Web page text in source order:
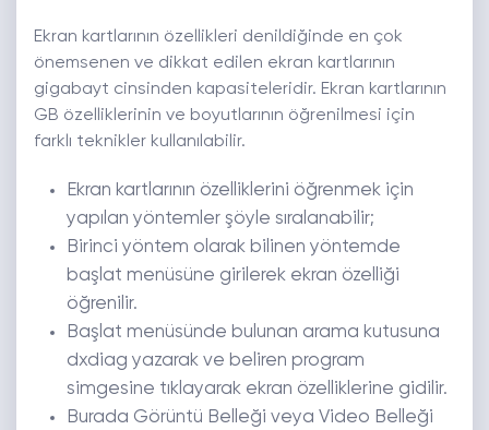
Ekran kartlarının özellikleri denildiğinde en çok
önemsenen ve dikkat edilen ekran kartlarının
gigabayt cinsinden kapasiteleridir. Ekran kartlarının
GB özelliklerinin ve boyutlarının öğrenilmesi için
farklı teknikler kullanılabilir.
Ekran kartlarının özelliklerini öğrenmek için
yapılan yöntemler şöyle sıralanabilir;
Birinci yöntem olarak bilinen yöntemde
başlat menüsüne girilerek ekran özelliği
öğrenilir.
Başlat menüsünde bulunan arama kutusuna
dxdiag yazarak ve beliren program
simgesine tıklayarak ekran özelliklerine gidilir.
Burada Görüntü Belleği veya Video Belleği